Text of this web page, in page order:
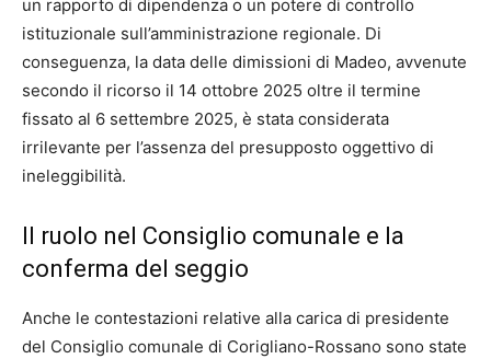
un rapporto di dipendenza o un potere di controllo
istituzionale sull’amministrazione regionale. Di
conseguenza, la data delle dimissioni di Madeo, avvenute
secondo il ricorso il 14 ottobre 2025 oltre il termine
fissato al 6 settembre 2025, è stata considerata
irrilevante per l’assenza del presupposto oggettivo di
ineleggibilità.
Il ruolo nel Consiglio comunale e la
conferma del seggio
Anche le contestazioni relative alla carica di presidente
del Consiglio comunale di Corigliano-Rossano sono state